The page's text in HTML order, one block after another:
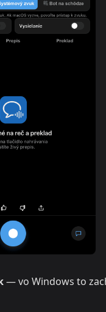
— vo Windows to